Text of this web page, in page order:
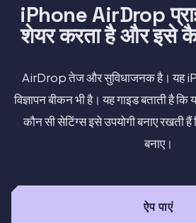
iPhone AirDrop
शेयर करता है और इसे
AirDrop तेज और सुविधाजनक है। यह
विज्ञापन बीकन भी है। यह गाइड बताती है
कौन सी सेटिंग्स इसे उपयोगी बनाए रखती
बनाए।
ऐप पाएं